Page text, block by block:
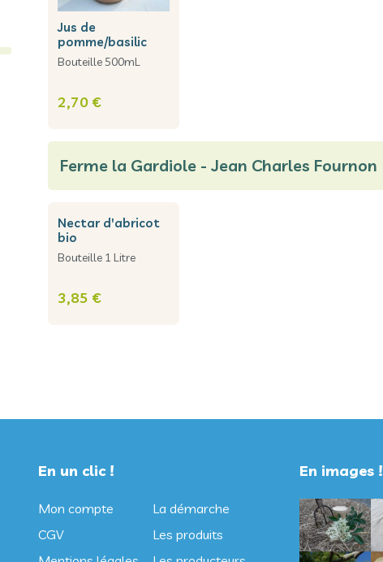
jus de
pomme/basilic
Bouteille 500mL
2,70 €
Ferme la Gardiole - Jean Charles Fournon
nectar d'abricot
bio
Bouteille 1 Litre
3,85 €
En un clic !
Mon compte
CGV
La démarche
Les produits
En images !